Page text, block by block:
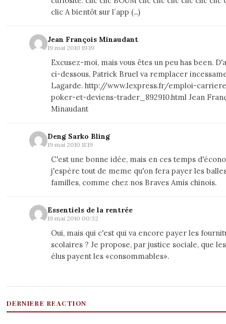
clic A bientôt sur l´app (...)
Jean François Minaudant
19 mai 2010 19:19
Excusez-moi, mais vous êtes un peu has been.
ci-dessous, Patrick Bruel va remplacer
Lagarde. http://www.lexpress.fr/emploi-
poker-et-deviens-trader_892910.html Jean
Minaudant
Deng Sarko Bling
19 mai 2010 11:19
C'est une bonne idée, mais en ces temps
j'espère tout de meme qu'on fera payer les
familles, comme chez nos Braves Amis chinois.
Essentiels de la rentrée
19 mai 2010 00:32
Oui, mais qui c'est qui va encore payer les
scolaires ? Je propose, par justice sociale, que
élus payent les «consommables».
DERNIERE REACTION